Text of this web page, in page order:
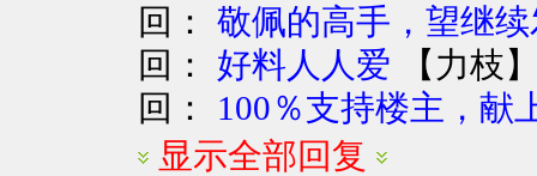
回：敬佩的高手，望继
回： 好料人人爱 【力枝
回： 100％支持楼主，献
显示全部回复